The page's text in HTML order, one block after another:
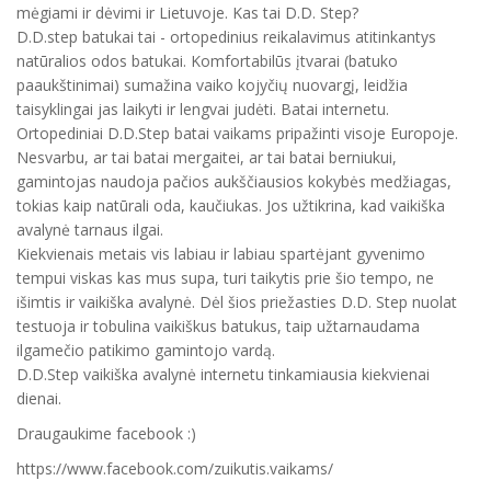
mėgiami ir dėvimi ir Lietuvoje. Kas tai D.D. Step?
D.D.step batukai tai - ortopedinius reikalavimus atitinkantys
natūralios odos batukai. Komfortabilūs įtvarai (batuko
paaukštinimai) sumažina vaiko kojyčių nuovargį, leidžia
taisyklingai jas laikyti ir lengvai judėti. Batai internetu.
Ortopediniai D.D.Step batai vaikams pripažinti visoje Europoje.
Nesvarbu, ar tai batai mergaitei, ar tai batai berniukui,
gamintojas naudoja pačios aukščiausios kokybės medžiagas,
tokias kaip natūrali oda, kaučiukas. Jos užtikrina, kad vaikiška
avalynė tarnaus ilgai.
Kiekvienais metais vis labiau ir labiau spartėjant gyvenimo
tempui viskas kas mus supa, turi taikytis prie šio tempo, ne
išimtis ir vaikiška avalynė. Dėl šios priežasties D.D. Step nuolat
testuoja ir tobulina vaikiškus batukus, taip užtarnaudama
ilgamečio patikimo gamintojo vardą.
D.D.Step vaikiška avalynė internetu tinkamiausia kiekvienai
dienai.
Draugaukime facebook :)
https://www.facebook.com/zuikutis.vaikams/